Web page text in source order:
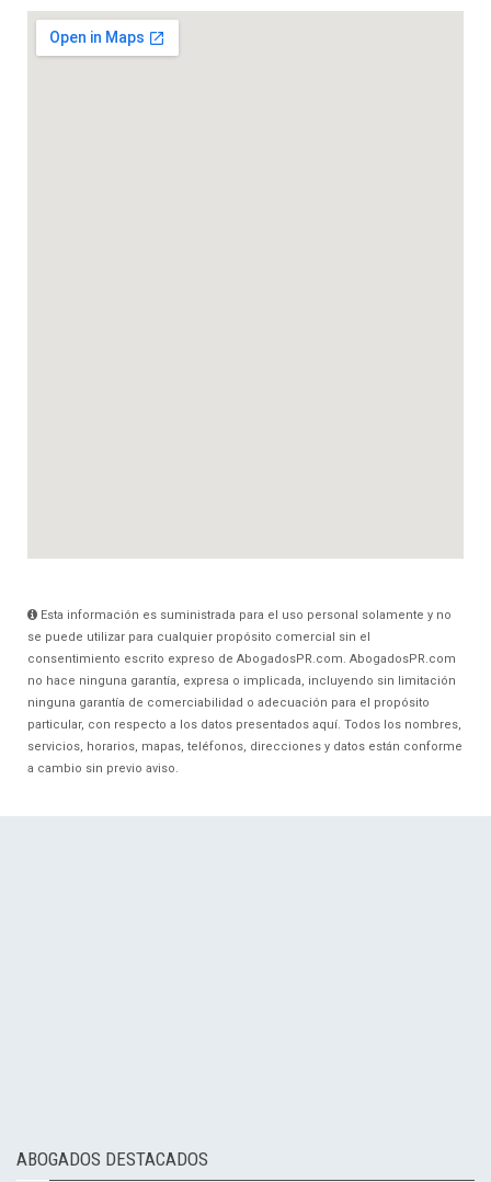
Esta información es suministrada para el uso personal solamente y no
se puede utilizar para cualquier propósito comercial sin el
consentimiento escrito expreso de AbogadosPR.com. AbogadosPR.com
no hace ninguna garantía, expresa o implicada, incluyendo sin limitación
ninguna garantía de comerciabilidad o adecuación para el propósito
particular, con respecto a los datos presentados aquí. Todos los nombres,
servicios, horarios, mapas, teléfonos, direcciones y datos están conforme
a cambio sin previo aviso.
ABOGADOS DESTACADOS